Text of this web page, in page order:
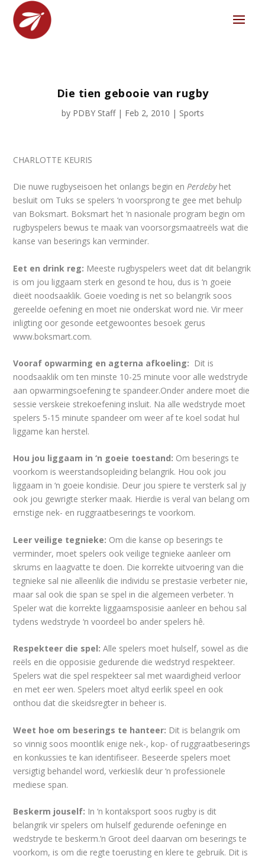
Die tien gebooie van rugby
by PDBY Staff| Feb 2, 2010 | Sports
CHARLOTTE KEURIS
Die nuwe rugbyseisoen het onlangs begin enPerdebyhet
besluit om Tuks se spelers ‘n voorsprong te gee met behulp
van Boksmart. Boksmart het ‘n nasionale program begin om
rugbyspelers bewus te maak van voorsorgsmaatreëls wat die
kanse van beserings kan verminder.
Eet en drink reg: Meeste rugbyspelers weet dat dit belangrik
is om jou liggaam sterk en gesond te hou, dus is ‘n goeie
dieët noodsaaklik. Goeie voeding is net so belangrik soos
gereelde oefening en moet nie onderskat word nie. Vir meer
inligting oor gesonde eetgewoontes besoek gerus
www.boksmart.com.
Vooraf opwarming en agterna afkoeling: Dit is
noodsaaklik om ten minste 10-25 minute voor alle wedstryde
aan opwarmingsoefening te spandeer.Onder andere moet die
sessie verskeie strekoefening insluit. Na alle wedstryde moet
spelers 5-15 minute spandeer om weer af te koel sodat hul
liggame kan herstel.
Hou jou liggaam in ‘n goeie toestand: Om beserings te
voorkom is weerstandsopleiding belangrik. Hou ook jou
liggaam in ‘n goeie kondisie. Deur jou spiere te versterk sal jy
ook jou gewrigte sterker maak. Hierdie is veral van belang om
ernstige nek- en ruggraatbeserings te voorkom.
Leer veilige tegnieke: Om die kanse op beserings te
verminder, moet spelers ook veilige tegnieke aanleer om
skrums en laagvatte te doen. Die korrekte uitvoering van die
tegnieke sal nie alleenlik die individu se prestasie verbeter nie,
maar sal ook die span se spel in die algemeen verbeter. ‘n
Speler wat die korrekte liggaamsposisie aanleer en behou sal
tydens wedstryde ‘n voordeel bo ander spelers hê.
Respekteer die spel: Alle spelers moet hulself, sowel as die
reëls en die opposisie gedurende die wedstryd respekteer.
Spelers wat die spel respekteer sal met waardigheid verloor
en met eer wen. Spelers moet altyd eerlik speel en ook
onthou dat die skeidsregter in beheer is.
Weet hoe om beserings te hanteer: Dit is belangrik om
so vinnig soos moontlik enige nek-, kop- of ruggraatbeserings
en konkussies te kan identifiseer. Beseerde spelers moet
versigtig behandel word, verkieslik deur ‘n professionele
mediese span.
Beskerm jouself: In ‘n kontaksport soos rugby is dit
belangrik vir spelers om hulself gedurende oefeninge en
wedstryde te beskerm.’n Groot deel daarvan om beserings te
voorkom, is om die regte toerusting en klere te gebruik. Dit is